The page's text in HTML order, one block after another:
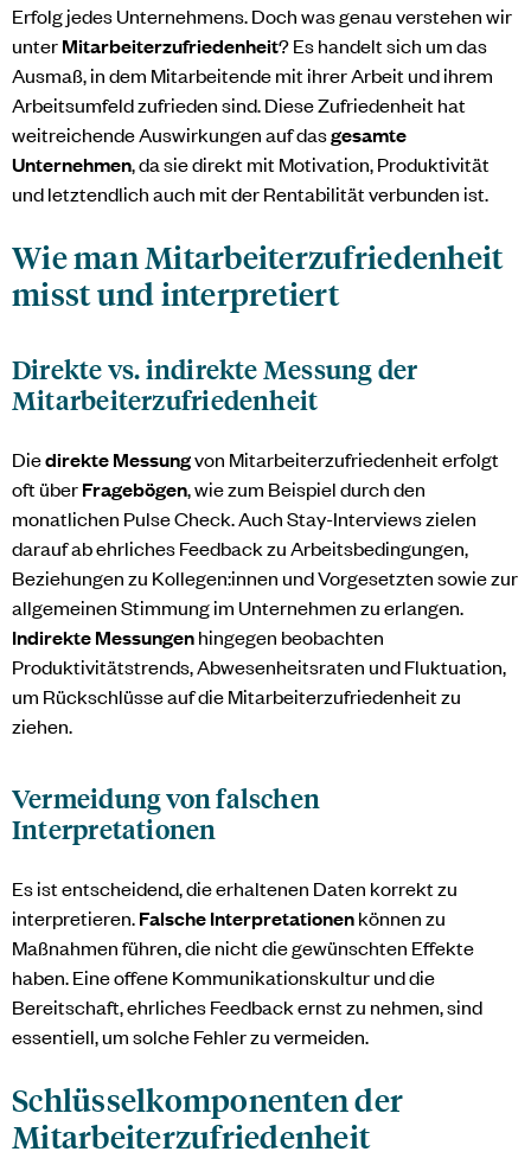
Erfolg jedes Unternehmens. Doch was genau verstehen wir
unterMitarbeiterzufriedenheit? Es handelt sich um das
Ausmaß, in dem Mitarbeitende mit ihrer Arbeit und ihrem
Arbeitsumfeld zufrieden sind. Diese Zufriedenheit hat
weitreichende Auswirkungen auf dasgesamte
Unternehmen, da sie direkt mit Motivation, Produktivität
und letztendlich auch mit der Rentabilität verbunden ist.
Wie man Mitarbeiterzufriedenheit
misst und interpretiert
Direkte vs. indirekte Messung der
Mitarbeiterzufriedenheit
Diedirekte Messungvon Mitarbeiterzufriedenheit erfolgt
oft überFragebögen, wie zum Beispiel durch den
monatlichen Pulse Check. Auch Stay-Interviews zielen
darauf ab ehrliches Feedback zu Arbeitsbedingungen,
Beziehungen zu Kollegen:innen und Vorgesetzten sowie zur
allgemeinen Stimmung im Unternehmen zu erlangen.
Indirekte Messungenhingegen beobachten
Produktivitätstrends, Abwesenheitsraten und Fluktuation,
um Rückschlüsse auf die Mitarbeiterzufriedenheit zu
ziehen.
Vermeidung von falschen
Interpretationen
Es ist entscheidend, die erhaltenen Daten korrekt zu
interpretieren.Falsche Interpretationenkönnen zu
Maßnahmen führen, die nicht die gewünschten Effekte
haben. Eine offene Kommunikationskultur und die
Bereitschaft, ehrliches Feedback ernst zu nehmen, sind
essentiell, um solche Fehler zu vermeiden.
Schlüsselkomponenten der
Mitarbeiterzufriedenheit